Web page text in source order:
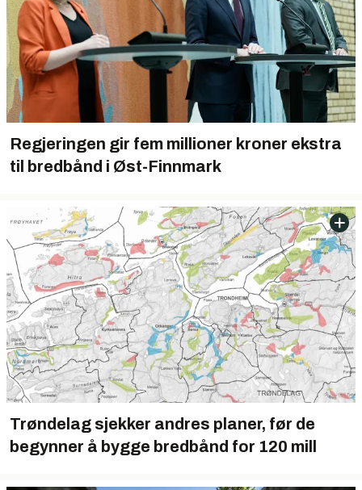
Regjeringen gir fem millioner kroner ekstra
til bredbånd i Øst-Finnmark
Trøndelag sjekker andres planer, før de
begynner å bygge bredbånd for 120 mill